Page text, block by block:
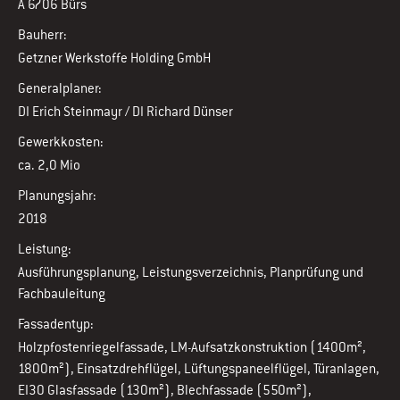
A 6706 Bürs
Bauherr:
Getzner Werkstoffe Holding GmbH
Generalplaner:
DI Erich Steinmayr / DI Richard Dünser
Gewerkkosten:
ca. 2,0 Mio
Planungsjahr:
2018
Leistung:
Ausführungsplanung, Leistungsverzeichnis, Planprüfung und
Fachbauleitung
Fassadentyp:
Holzpfostenriegelfassade, LM-Aufsatzkonstruktion (1400m²,
1800m²), Einsatzdrehflügel, Lüftungspaneelflügel, Türanlagen,
EI30 Glasfassade (130m²), Blechfassade (550m²),